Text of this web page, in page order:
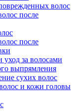
волос
после
после
уход за волосами
выпрямления
сухих волос
и кожи головы